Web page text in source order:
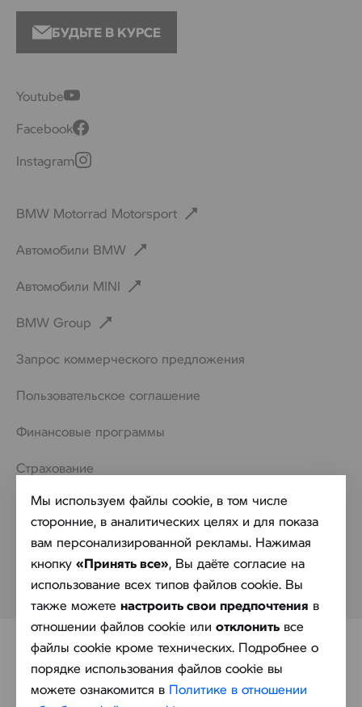
БУДЬТЕ В КУРСЕ
Youtube
Facebook
Instagram
BMW Motorrad Motorsport
Автомобили BMW
Автомобили MINI
BMW Group
Запрос коммерческого предложения
Пользовательское соглашение
Финансовые программы
Страхование
Контакты
Обработка персональных данных
Политика в отношении обработки файлов cookie
Мы используем файлы cookie, в том числе
сторонние, в аналитических целях и для показа
вам персонализированной рекламы. Нажимая
кнопку «Принять все», Вы даёте согласие на
использование всех типов файлов cookie. Вы
также можете настроить свои предпочтения в
отношении файлов cookie или отклонить все
файлы cookie кроме технических. Подробнее о
порядке использования файлов cookie вы
можете ознакомится в Политике в отношении